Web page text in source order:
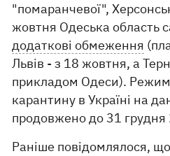
"помаранчевої",
жовтня Одеська область
додаткові обмеження
Львів - з 18 жовтня, а
прикладом Одеси).
карантину в Україні на
продовжено до 31 грудня
Раніше повідомлялося,